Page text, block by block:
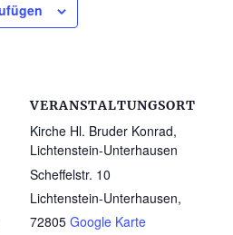
VERANSTALTUNGSORT
Kirche Hl. Bruder Konrad,
Lichtenstein-Unterhausen
Scheffelstr. 10
Lichtenstein-Unterhausen,
72805 Google Karte